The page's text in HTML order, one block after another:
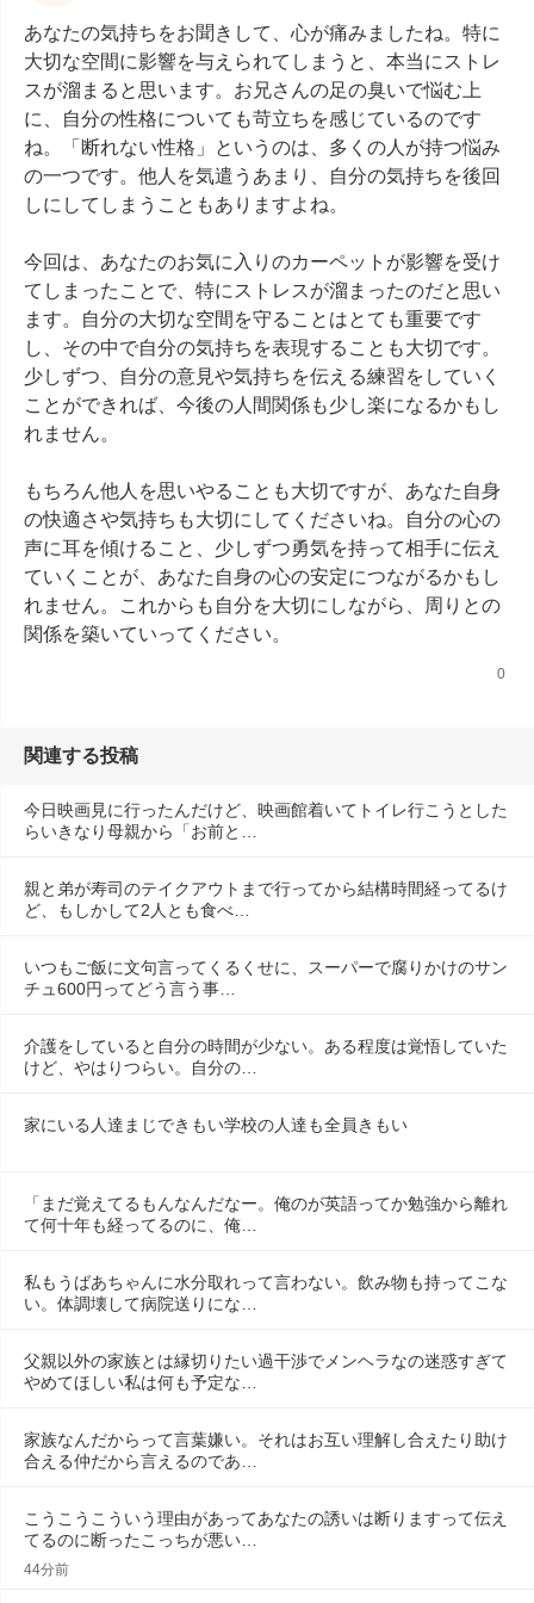
あなたの気持ちをお聞きして、心が痛みましたね。特に
大切な空間に影響を与えられてしまうと、本当にストレ
スが溜まると思います。お兄さんの足の臭いで悩む上
に、自分の性格についても苛立ちを感じているのです
ね。「断れない性格」というのは、多くの人が持つ悩み
の一つです。他人を気遣うあまり、自分の気持ちを後回
しにしてしまうこともありますよね。
今回は、あなたのお気に入りのカーペットが影響を受け
てしまったことで、特にストレスが溜まったのだと思い
ます。自分の大切な空間を守ることはとても重要です
し、その中で自分の気持ちを表現することも大切です。
少しずつ、自分の意見や気持ちを伝える練習をしていく
ことができれば、今後の人間関係も少し楽になるかもし
れません。
もちろん他人を思いやることも大切ですが、あなた自身
の快適さや気持ちも大切にしてくださいね。自分の心の
声に耳を傾けること、少しずつ勇気を持って相手に伝え
ていくことが、あなた自身の心の安定につながるかもし
れません。これからも自分を大切にしながら、周りとの
関係を築いていってください。
0
関連する投稿
今日映画見に行ったんだけど、映画館着いてトイレ行こうとした
らいきなり母親から「お前と…
親と弟が寿司のテイクアウトまで行ってから結構時間経ってるけ
ど、もしかして2人とも食べ…
いつもご飯に文句言ってくるくせに、スーパーで腐りかけのサン
チュ600円ってどう言う事…
介護をしていると自分の時間が少ない。ある程度は覚悟していた
けど、やはりつらい。自分の…
家にいる人達まじできもい学校の人達も全員きもい
「まだ覚えてるもんなんだなー。俺のが英語ってか勉強から離れ
て何十年も経ってるのに、俺…
私もうばあちゃんに水分取れって言わない。飲み物も持ってこな
い。体調壊して病院送りにな…
父親以外の家族とは縁切りたい過干渉でメンヘラなの迷惑すぎて
やめてほしい私は何も予定な…
家族なんだからって言葉嫌い。それはお互い理解し合えたり助け
合える仲だから言えるのであ…
こうこうこういう理由があってあなたの誘いは断りますって伝え
てるのに断ったこっちが悪い…
44分前